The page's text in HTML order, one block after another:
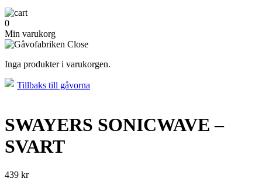
0
Min varukorg
Inga produkter i varukorgen.
Tillbaks till gåvorna
SWAYERS SONICWAVE –
SVART
439 kr